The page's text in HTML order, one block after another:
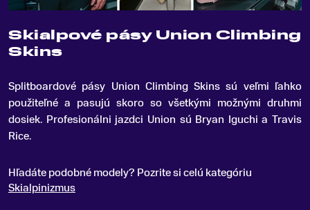
Skialpové pásy Union Climbing
Skins
Splitboardové pásy Union Climbing Skins sú veľmi ľahko
použiteľné a pasujú skoro so všetkými možnými druhmi
dosiek. Profesionálni jazdci Union sú Bryan Iguchi a Travis
Rice.
Hľadáte podobné modely? Pozrite si celú kategóriu
Skialpinizmus